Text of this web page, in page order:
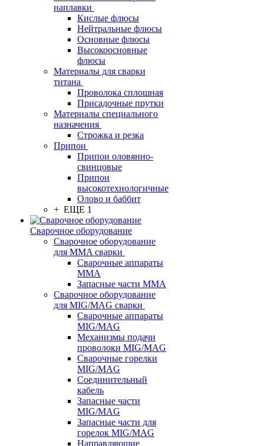
наплавки
Кислые флюсы
Нейтральные флюсы
Основные флюсы
Высокоосновные
флюсы
Материалы для сварки
титана
Проволока сплошная
Присадочные прутки
Материалы специального
назначения
Строжка и резка
Припои
Припои оловянно-
свинцовые
Припои
высокотехнологичные
Олово и баббит
+ ЕЩЕ 1
Сварочное оборудование
Сварочное оборудование
для MMA сварки
Сварочные аппараты
MMA
Запасные части MMA
Сварочное оборудование
для MIG/MAG сварки
Сварочные аппараты
MIG/MAG
Механизмы подачи
проволоки MIG/MAG
Сварочные горелки
MIG/MAG
Соединительный
кабель
Запасные части
MIG/MAG
Запасные части для
горелок MIG/MAG
Направляющие